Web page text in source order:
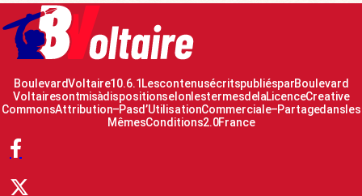
Boulevard Voltaire 10.6.1 Les contenus écrits publiés par Boulevard
Voltaire sont mis à disposition selon les termes de la Licence Creative
Commons Attribution – Pas d’Utilisation Commerciale – Partage dans les
Mêmes Conditions 2.0 France